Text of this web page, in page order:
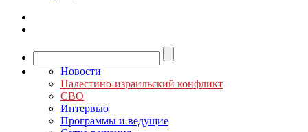
Новости
Палестино-израильский конфликт
СВО
Интервью
Программы и ведущие